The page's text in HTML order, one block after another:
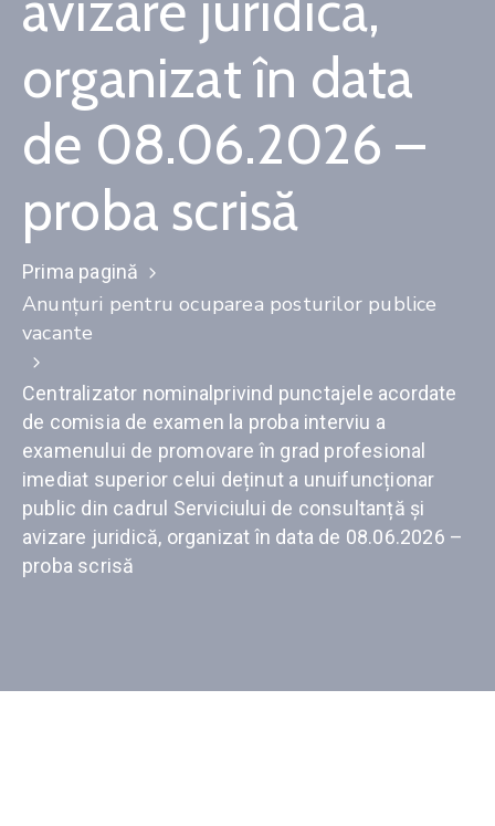
organizat în data
de 08.06.2026 –
proba scrisă
Prima pagină
Anunţuri pentru ocuparea posturilor publice
vacante
Centralizator nominalprivind punctajele acordate
de comisia de examen la proba interviu a
examenului de promovare în grad profesional
imediat superior celui deținut a unuifuncționar
public din cadrul Serviciului de consultanță și
avizare juridică, organizat în data de 08.06.2026 –
proba scrisă